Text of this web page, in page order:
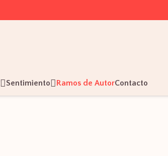
Sentimiento Ramos de AutorContacto